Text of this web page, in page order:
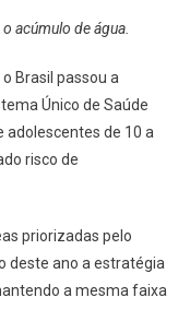
acúmulo de água.
o Brasil passou a
Único de Saúde
adolescentes de 10 a
risco de
priorizadas pelo
deste ano a estratégia
a mesma faixa